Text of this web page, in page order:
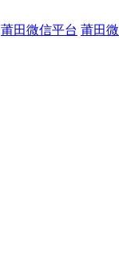
莆田微信平台 莆田